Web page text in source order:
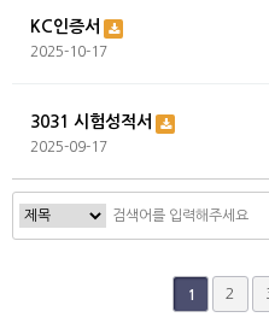
KC인증서
2025-10-17
3031 시험성적서
2025-09-17
1 2